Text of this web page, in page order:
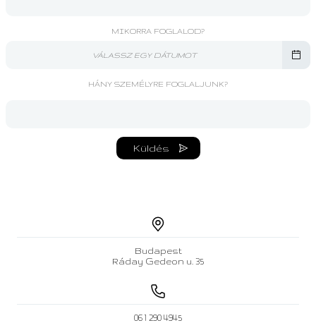
MIKORRA FOGLALOD?
VÁLASSZ EGY DÁTUMOT
HÁNY SZEMÉLYRE FOGLALJUNK?
Küldés
Budapest
Ráday Gedeon u. 35
06 1 290 4945